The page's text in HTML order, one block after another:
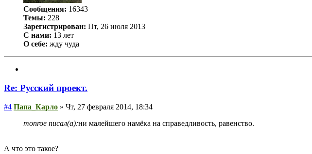
Сообщения: 16343
Темы: 228
Зарегистрирован: Пт, 26 июля 2013
С нами: 13 лет
О себе: жду чуда
−
Re: Русский проект.
#4 Папа_Карло » Чт, 27 февраля 2014, 18:34
monroe писал(а):ни малейшего намёка на справедливость, равенство.
А что это такое?